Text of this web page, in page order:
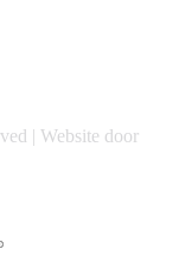
| Website door